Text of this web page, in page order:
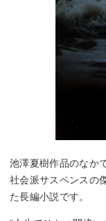
池澤夏樹作品のなか
社会派サスペンスの
た長編小説です。